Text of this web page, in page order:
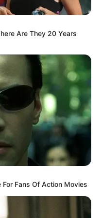
Are They 20 Years
Fans Of Action Movies